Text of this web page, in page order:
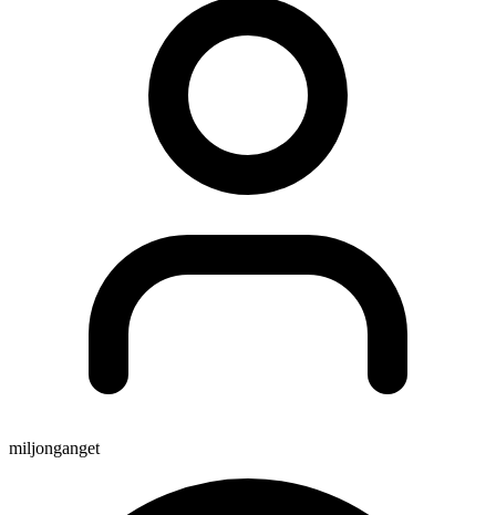
miljonganget